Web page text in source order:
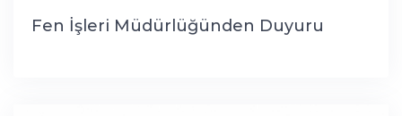
Fen İşleri Müdürlüğünden Duyuru